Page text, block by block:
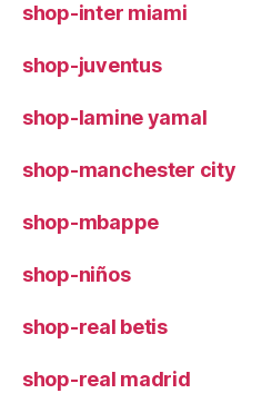
shop-inter miami
shop-juventus
shop-lamine yamal
shop-manchester city
shop-mbappe
shop-niños
shop-real betis
shop-real madrid